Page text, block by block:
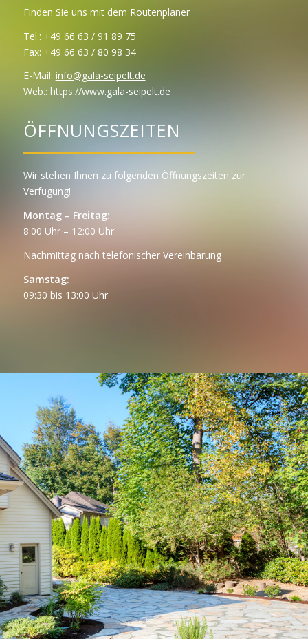
Finden Sie uns mit dem Routenplaner
Tel.: +49 66 63 / 91 89 75
Fax: +49 66 63 / 80 98 34
E-Mail: info@gala-seipelt.de
Web.: https://www.gala-seipelt.de
ÖFFNUNGSZEITEN
Wir stehen Ihnen zu folgenden Öffnungszeiten zur
Verfügung!
Montag – Freitag:
8:00 Uhr – 12:00 Uhr
Nachmittag nach telefonischer Vereinbarung
Samstag:
09:30 bis 13:00 Uhr